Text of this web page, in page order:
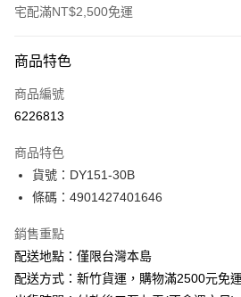
宅配滿NT$2,500免運
信用卡一次付款
Apple Pay
悠遊付
ATM付款
運送方式
下單前請先詢問庫存
商品特色
商品編號
6226813
商品特色
貨號：DY151-30B
條碼：4901427401646
銷售重點
配送地點：僅限台灣本島
配送方式：新竹貨運，購物滿2500元免